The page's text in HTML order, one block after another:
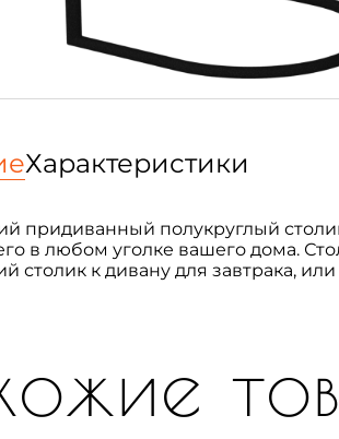
Характеристики
придиванный полукруглый
в любом уголке вашего дома.
столик к дивану для завтрака,